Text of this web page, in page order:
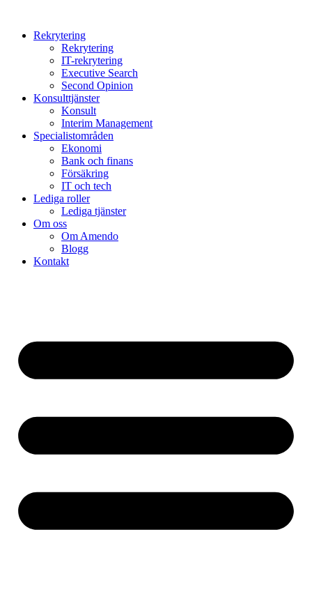
Rekrytering
Rekrytering
IT-rekrytering
Executive Search
Second Opinion
Konsulttjänster
Konsult
Interim Management
Specialistområden
Ekonomi
Bank och finans
Försäkring
IT och tech
Lediga roller
Lediga tjänster
Om oss
Om Amendo
Blogg
Kontakt